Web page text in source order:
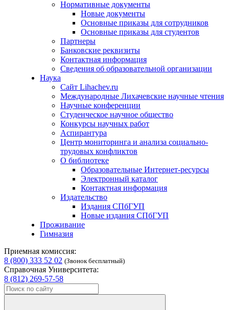
Нормативные документы
Новые документы
Основные приказы для сотрудников
Основные приказы для студентов
Партнеры
Банковские реквизиты
Контактная информация
Сведения об образовательной организации
Наука
Сайт Lihachev.ru
Международные Лихачевские научные чтения
Научные конференции
Студенческое научное общество
Конкурсы научных работ
Аспирантура
Центр мониторинга и анализа социально-
трудовых конфликтов
О библиотеке
Образовательные Интернет-ресурсы
Электронный каталог
Контактная информация
Издательство
Издания СПбГУП
Новые издания СПбГУП
Проживание
Гимназия
Приемная комиссия:
8 (800) 333 52 02 (Звонок бесплатный)
Справочная Университета:
8 (812) 269-57-58